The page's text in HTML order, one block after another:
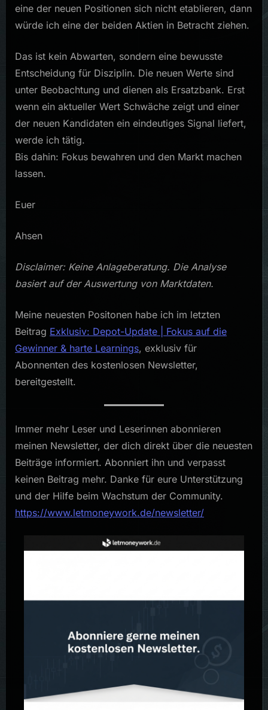
eine der neuen Positionen sich nicht etablieren, dann
würde ich eine der beiden Aktien in Betracht ziehen.
Das ist kein Abwarten, sondern eine bewusste
Entscheidung für Disziplin. Die neuen Werte sind
unter Beobachtung und dienen als Ersatzbank. Erst
wenn ein aktueller Wert Schwäche zeigt und einer
der neuen Kandidaten ein eindeutiges Signal liefert,
werde ich tätig.
Bis dahin: Fokus bewahren und den Markt machen
lassen.
Euer
Ahsen
Disclaimer: Keine Anlageberatung. Die Analyse
basiert auf der Auswertung von Marktdaten.
Meine neuesten Positonen habe ich im letzten
Beitrag Exklusiv: Depot-Update | Fokus auf die
Gewinner & harte Learnings, exklusiv für
Abonnenten des kostenlosen Newsletter,
bereitgestellt.
Immer mehr Leser und Leserinnen abonnieren
meinen Newsletter, der dich direkt über die neuesten
Beiträge informiert. Abonniert ihn und verpasst
keinen Beitrag mehr. Danke für eure Unterstützung
und der Hilfe beim Wachstum der Community.
https://www.letmoneywork.de/newsletter/